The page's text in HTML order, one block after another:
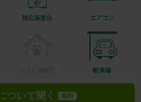
独立洗面台 エアコン
駐車場
ついて聞く 無料